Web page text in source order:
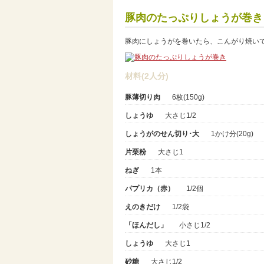
豚肉のたっぷりしょうが巻き
豚肉にしょうがを巻いたら、こんがり焼い
材料(2人分)
豚薄切り肉 6枚(150g)
しょうゆ 大さじ1/2
しょうがのせん切り･大 1かけ分(20g)
片栗粉 大さじ1
ねぎ 1本
パプリカ（赤） 1/2個
えのきだけ 1/2袋
「ほんだし」 小さじ1/2
しょうゆ 大さじ1
砂糖 大さじ1/2